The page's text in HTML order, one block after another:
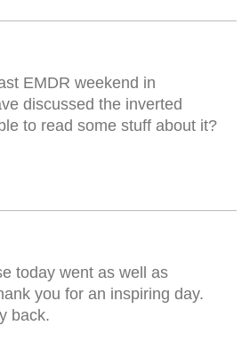
EMDR weekend in
discussed the inverted
to read some stuff about it?
today went as well as
you for an inspiring day.
back.